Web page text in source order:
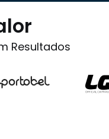
Resultados